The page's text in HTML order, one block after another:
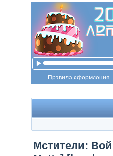
Правила оформления
Мстители: